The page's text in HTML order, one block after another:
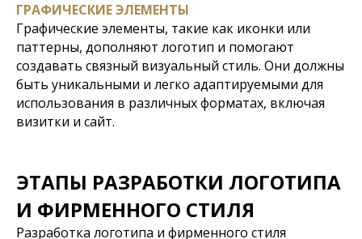
ГРАФИЧЕСКИЕ ЭЛЕМЕНТЫ
Графические элементы, такие как иконки или
паттерны, дополняют логотип и помогают
создавать связный визуальный стиль. Они должны
быть уникальными и легко адаптируемыми для
использования в различных форматах, включая
визитки и сайт.
ЭТАПЫ РАЗРАБОТКИ ЛОГОТИПА
И ФИРМЕННОГО СТИЛЯ
Разработка логотипа и фирменного стиля